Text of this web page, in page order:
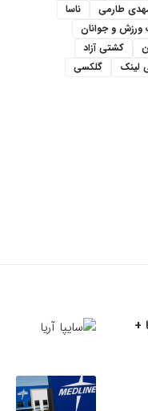
طارمی
ناسا
ورزش و جوانان
کشتی آزاد
لینک
گلکسی
+